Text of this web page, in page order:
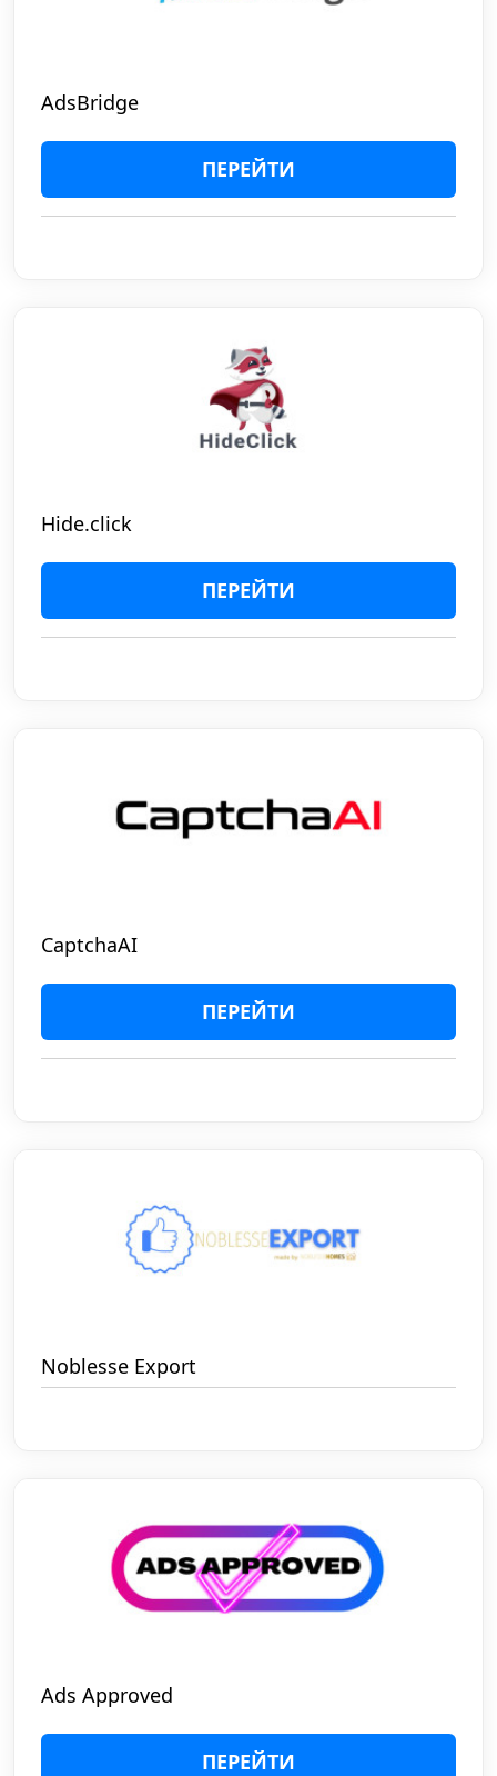
AdsBridge
ПЕРЕЙТИ
Hide.click
ПЕРЕЙТИ
CaptchaAI
ПЕРЕЙТИ
Noblesse Export
Ads Approved
ПЕРЕЙТИ